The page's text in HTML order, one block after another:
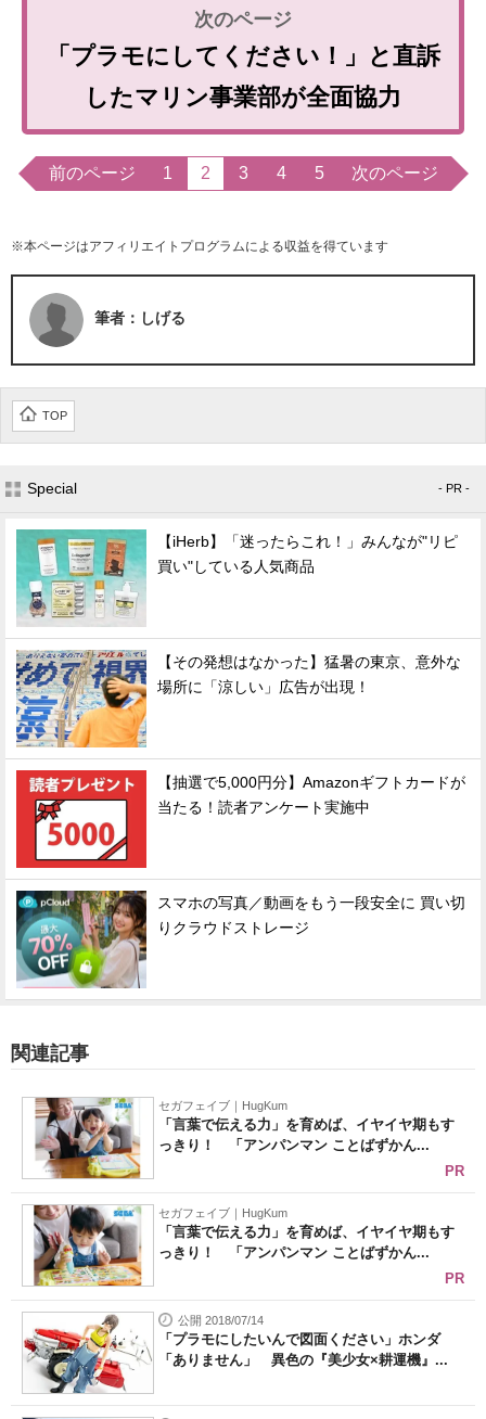
「プラモにしてください！」と直訴
したマリン事業部が全面協力
前のページ 1 2 3 4 5 次のページ
※本ページはアフィリエイトプログラムによる収益を得ています
筆者：しげる
TOP
Special - PR -
【iHerb】「迷ったらこれ！」みんなが"リピ
買い"している人気商品
【その発想はなかった】猛暑の東京、意外な
場所に「涼しい」広告が出現！
【抽選で5,000円分】Amazonギフトカードが
当たる！読者アンケート実施中
スマホの写真／動画をもう一段安全に 買い切
りクラウドストレージ
関連記事
セガフェイブ｜HugKum
「言葉で伝える力」を育めば、イヤイヤ期もす
っきり！ 「アンパンマン ことばずかん...
PR
セガフェイブ｜HugKum
「言葉で伝える力」を育めば、イヤイヤ期もす
っきり！ 「アンパンマン ことばずかん...
PR
公開 2018/07/14
「プラモにしたいんで図面ください」ホンダ
「ありません」 異色の『美少女×耕運機』...